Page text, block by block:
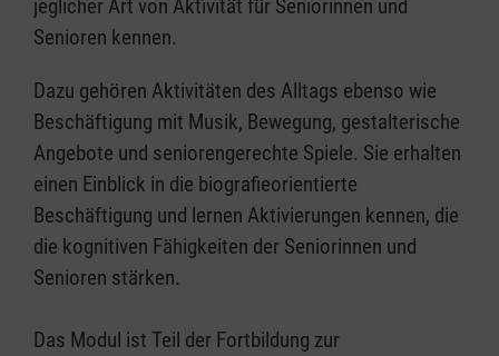
jeglicher Art von Aktivität für Seniorinnen und
Senioren kennen.
Dazu gehören Aktivitäten des Alltags ebenso wie
Beschäftigung mit Musik, Bewegung, gestalterische
Angebote und seniorengerechte Spiele. Sie erhalten
einen Einblick in die biografieorientierte
Beschäftigung und lernen Aktivierungen kennen, die
die kognitiven Fähigkeiten der Seniorinnen und
Senioren stärken.
Das Modul ist Teil der Fortbildung zur